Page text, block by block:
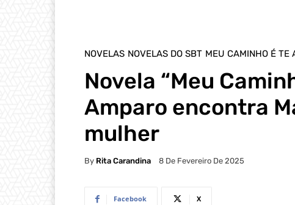
NOVELAS NOVELAS DO SBT MEU CAMINHO É TE
Novela “Meu
Amparo encontra
mulher
By Rita Carandina 8 De Fevereiro De 2025
Facebook X